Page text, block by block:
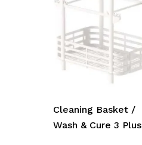
Cleaning Basket /
Wash & Cure 3 Plus